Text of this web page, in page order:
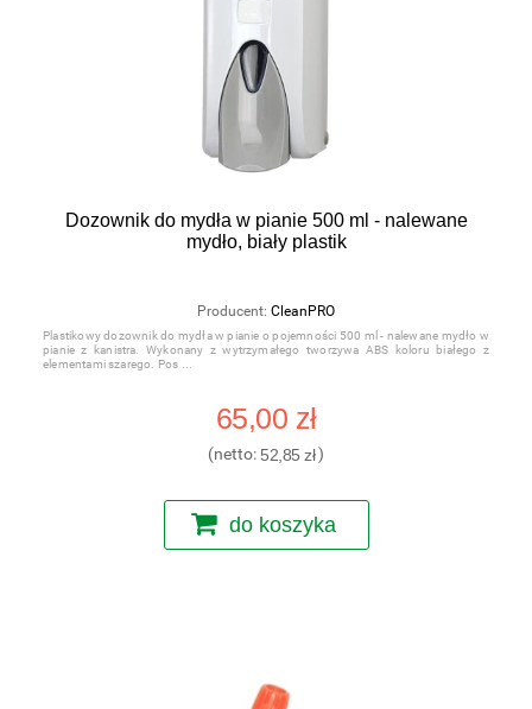
Dozownik do mydła w pianie 500 ml - nalewane
mydło, biały plastik
Producent: CleanPRO
Plastikowy dozownik do mydła w pianie o pojemności 500 ml - nalewane mydło w
pianie z kanistra. Wykonany z wytrzymałego tworzywa ABS koloru białego z
elementami szarego. Pos
65,00 zł
(netto: 52,85 zł)
do koszyka